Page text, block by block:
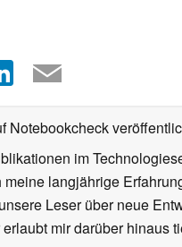
Notebookcheck
im
langjährige
Leser über neue
mir darüber hinaus